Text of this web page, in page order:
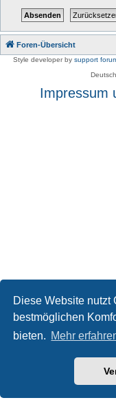
Diese Website nutzt
bestmöglichen
bieten. Mehr
Foren-Übersicht
Style developer by support
Impressum